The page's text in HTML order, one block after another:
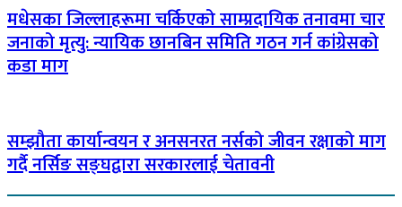
मधेसका जिल्लाहरूमा चर्किएको साम्प्रदायिक तनावमा चार
जनाको मृत्यु: न्यायिक छानबिन समिति गठन गर्न कांग्रेसको
कडा माग
सम्झौता कार्यान्वयन र अनसनरत नर्सको जीवन रक्षाको माग
गर्दै नर्सिङ सङ्घद्वारा सरकारलाई चेतावनी